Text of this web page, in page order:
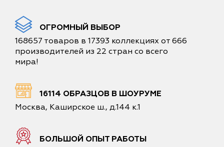
ОГРОМНЫЙ ВЫБОР
168657 товаров в 17393 коллекциях от 666
производителей из 22 стран со всего
мира!
16114 ОБРАЗЦОВ В ШОУРУМЕ
Москва, Каширское ш., д.144 к.1
БОЛЬШОЙ ОПЫТ РАБОТЫ